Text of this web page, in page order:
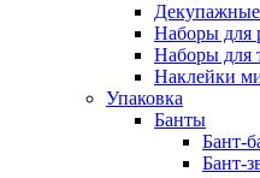
Наборы для
Наборы для
Наклейки
Упаковка
Банты
Бант-
Бант-